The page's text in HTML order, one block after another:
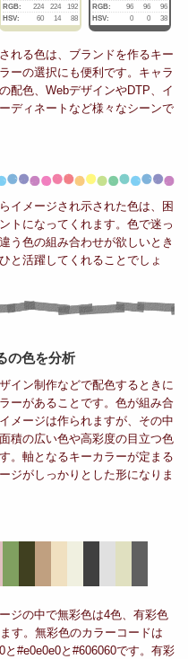
RGB: 224 224
192
HSV:
60 14 88
RGB: 96 96
96
HSV:
0 0 38
れる色は、ブランドを作るキー
ーの選択にも便利です。キャラ
配色、WebデザインやDTP、イ
ディネートなど様々なシーンで
イメージされ示された色は、困
トになってくれます。色で迷っ
う色の組み合わせが欲しいとき
と活躍してくれることでしょ
の色を分析
イン制作などで配色するときに
ーがあることです。色が組み合
メージは作られますが、その中
積の広い色や高彩度の目立つ色
。軸となるキーカラーが定まる
ジがしっかりとした形になりま
ジの中で無彩色は4色、有彩色
す。無彩色のカラーコードは
と#e0e0e0と#606060です。有彩